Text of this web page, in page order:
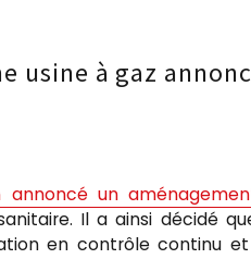
usine à gaz
un
Il a ainsi décidé
en contrôle continu